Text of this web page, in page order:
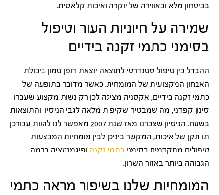
בביטחון מלא ובאווירה של יוקרה ואיכות קלאסית.
שמירה על חיוניות העור וטיפול
בסימני כתמי זקנה בידיים
ההבדל בין טיפול סטנדרטי לתוצאה יוצאת דופן טמון ביכולת
האבחון המקצועית של המומחית. כאשר מדובר בתופעה של
כתמי זקנה בידיים, אקסניה מציגה לכן רק נשות מקצוע שעברו
סינון קפדני, מה שמבטיח שקיפות מלאה לגבי הניסיון והתוצאות
בשטח. הניסיון שצברנו מאז שנת 2007 מאפשר לנו להוות עבורכן
תו תקן של איכות, המקשר ביניכן לבין מומחיות המבצעות
טיפולים מתקדמים בסימני כתמי זקנה ופיגמנטציה ברמה
הגבוהה ביותר באזור השרון.
המומחיות שלנו בשיפור מראה כתמי